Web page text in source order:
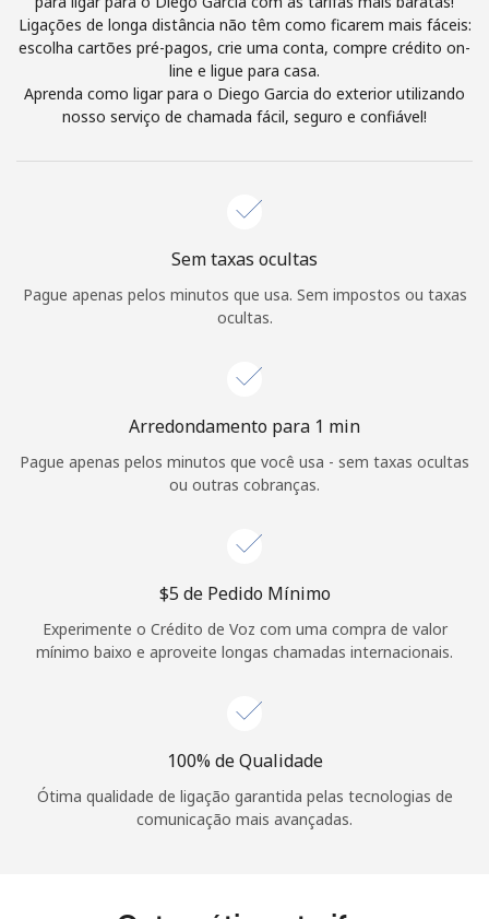
Olá!
Entre ou CADASTRE-SE AGORA →
Esqueceu sua senha? →
ou
Continuar com
Ligações de longa distância não têm como ficarem mais fáceis:
escolha cartões pré-pagos, crie uma conta, compre crédito on-
line e ligue para casa.
Aprenda como ligar para o Diego Garcia do exterior utilizando
nosso serviço de chamada fácil, seguro e confiável!
Sem taxas ocultas
Pague apenas pelos minutos que usa. Sem impostos ou taxas
ocultas.
Arredondamento para 1 min
Pague apenas pelos minutos que você usa - sem taxas ocultas
ou outras cobranças.
⁦$5⁩ de Pedido Mínimo
Experimente o Crédito de Voz com uma compra de valor
mínimo baixo e aproveite longas chamadas internacionais.
100% de Qualidade
Ótima qualidade de ligação garantida pelas tecnologias de
comunicação mais avançadas.